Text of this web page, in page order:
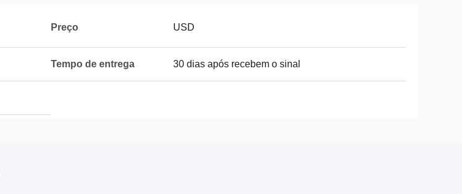
Preço USD
Tempo de entrega 30 dias após recebem o sinal